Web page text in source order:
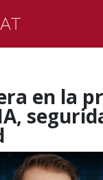
en la
VENEZUELA
ECUADOR
PERÚ